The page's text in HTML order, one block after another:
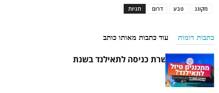
תגיות דרום טבע מקונג
כתבות דומות עוד כתבות מאותו כותב
איך להוציא אשרת כניסה לתאילנד בשנת
2021